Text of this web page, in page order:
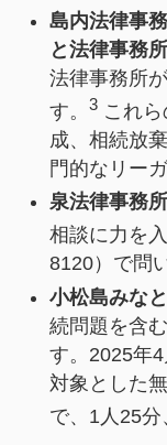
島内法律事
と法律事務
法律事務所
す。
3これら
成、相続放
門的なリー
泉法律事務
相談に力を
8120）で問
小松島みな
続問題を含
す。2025年
対象とした
で、1人25分